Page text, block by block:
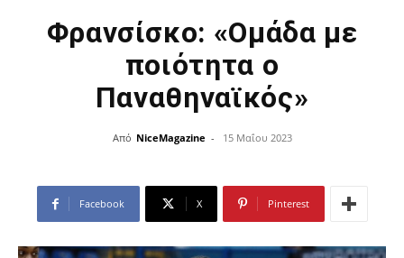
Φρανσίσκο: «Ομάδα με
ποιότητα ο
Παναθηναϊκός»
Από NiceMagazine - 15 Μαΐου 2023
Facebook X Pinterest